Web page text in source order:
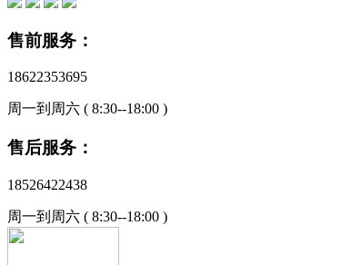
售前服务：
18622353695
周一到周六 ( 8:30--18:00 )
售后服务：
18526422438
周一到周六 ( 8:30--18:00 )